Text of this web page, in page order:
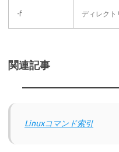
-f ディレクト
関連記事
Linuxコマンド索引